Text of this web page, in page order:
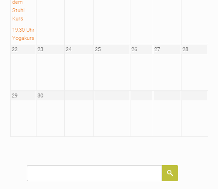
dem
Stuhl
Kurs
19:30 Uhr
Yogakurs
22 23 24 25 26 27 28
29 30